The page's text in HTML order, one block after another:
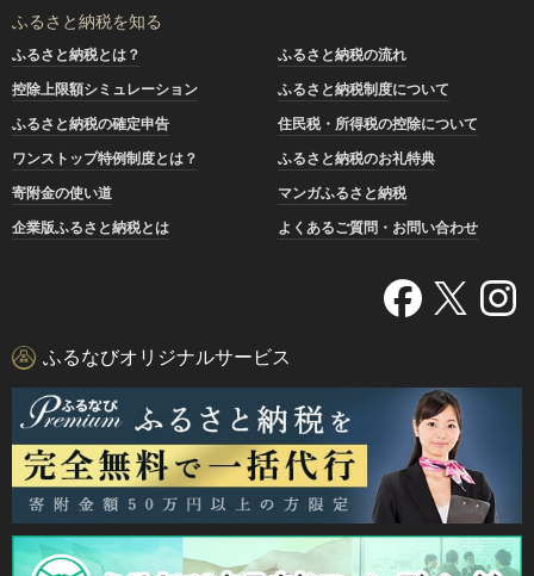
ふるさと納税を知る
ふるさと納税とは？
ふるさと納税の流れ
控除上限額シミュレーション
ふるさと納税制度について
ふるさと納税の確定申告
住民税・所得税の控除について
ワンストップ特例制度とは？
ふるさと納税のお礼特典
寄附金の使い道
マンガふるさと納税
企業版ふるさと納税とは
よくあるご質問・お問い合わせ
ふるなびオリジナルサービス